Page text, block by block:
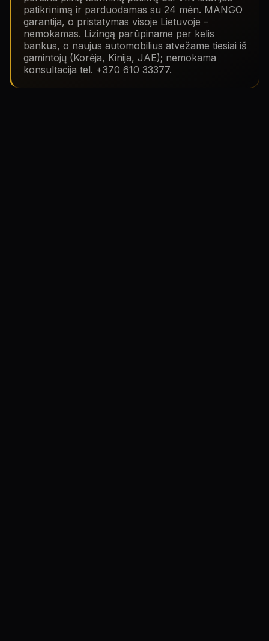
patikrinimą ir parduodamas su 24 mėn. MANGO
garantija, o pristatymas visoje Lietuvoje –
nemokamas. Lizingą parūpiname per kelis
bankus, o naujus automobilius atvežame tiesiai iš
gamintojų (Korėja, Kinija, JAE); nemokama
konsultacija tel. +370 610 33377.